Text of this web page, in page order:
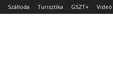
Szálloda Turisztika GSZT+ Videó